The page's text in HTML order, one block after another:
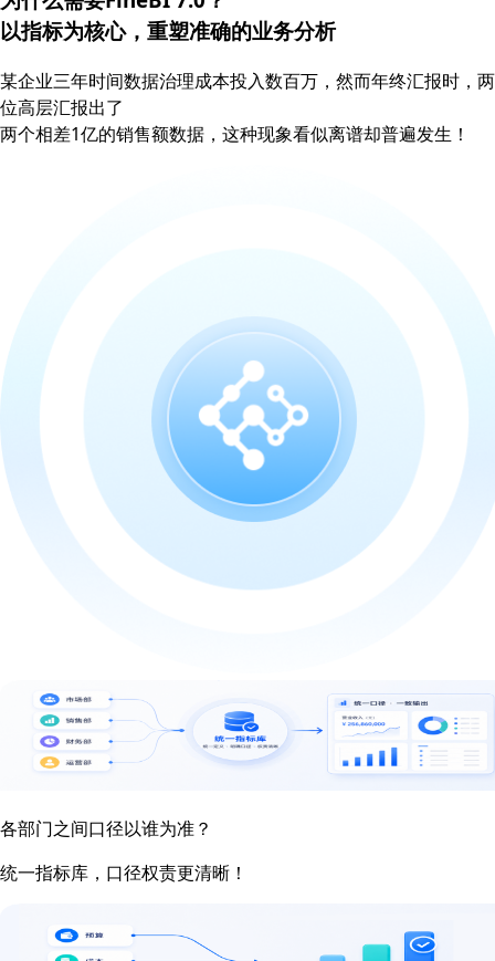
以指标为核心，重塑准确的业务分析
某企业三年时间数据治理成本投入数百万，然而年终汇报时，两
位高层汇报出了
两个相差1亿的销售额数据，这种现象看似离谱却普遍发生！
各部门之间口径以谁为准？
统一指标库，口径权责更清晰！